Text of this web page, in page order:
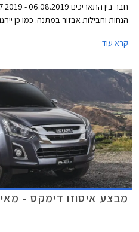
קרא עוד
מבצע איסוזו דימקס - מאי 2019